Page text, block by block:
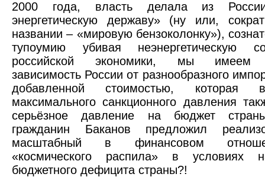
2000 года, власть делала из
энергетическую державу» (ну или,
названии – «мировую бензоколонку»),
тупоумию убивая неэнергетическую
российской экономики, мы имеем
зависимость России от разнообразного
добавленной стоимостью, которая
максимального санкционного давления
серьёзное давление на бюджет
гражданин Баканов предложил
масштабный в финансовом
«космического распила» в условиях
бюджетного дефицита страны?!